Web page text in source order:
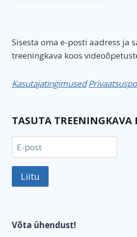
Sisesta oma e-posti aadress ja
treeningkava koos
Kasutajatingimused
TASUTA TREENINGKAVA
Liitu
Võta ühendust!